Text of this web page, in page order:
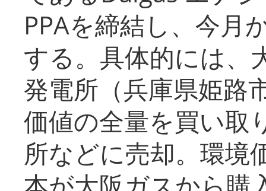
PPAを締結し、今月
する。具体的には、
発電所（兵庫県姫路
価値の全量を買い取
所などに売却。環境